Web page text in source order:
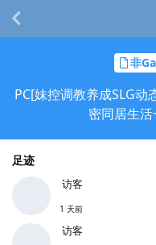
非
PC[妹控调教养成SLG
密同居生活
足迹
访客
1 天前
访客